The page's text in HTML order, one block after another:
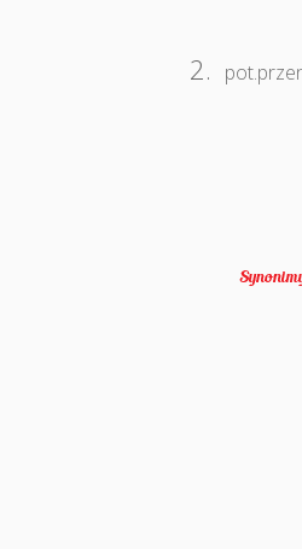
2.